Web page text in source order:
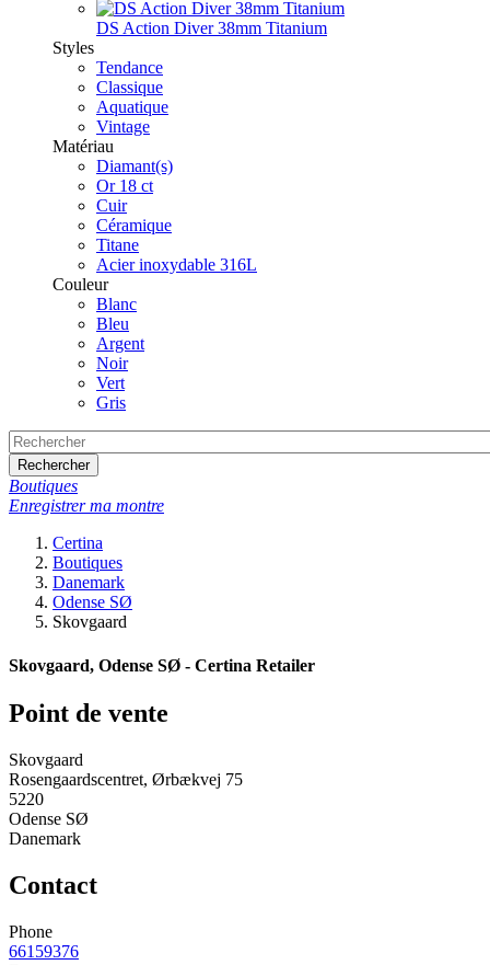
DS Action Diver 38mm Titanium
Styles
Tendance
Classique
Aquatique
Vintage
Matériau
Diamant(s)
Or 18 ct
Cuir
Céramique
Titane
Acier inoxydable 316L
Couleur
Blanc
Bleu
Argent
Noir
Vert
Gris
Rechercher
Boutiques
Enregistrer ma montre
Certina
Boutiques
Danemark
Odense SØ
Skovgaard
Skovgaard, Odense SØ - Certina Retailer
Point de vente
Skovgaard
Rosengaardscentret, Ørbækvej 75
5220
Odense SØ
Danemark
Contact
Phone
66159376